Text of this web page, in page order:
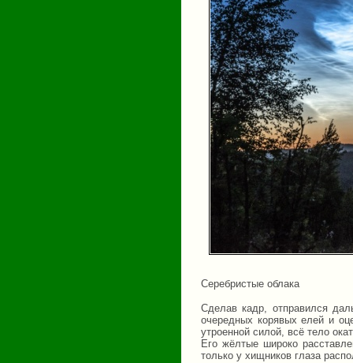
Серебристые облака
Сделав кадр, отправился
очередных корявых елей и
утроенной силой, всё тело
Его жёлтые широко
только у хищников глаза